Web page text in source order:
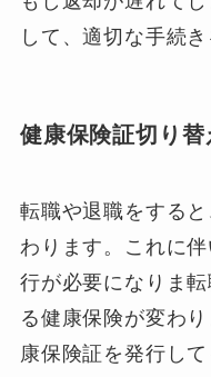
して、適切な手続
健康保険証切り
転職や退職をする
わります。これに
行が必要になりま
る健康保険が変わ
康保険証を発行し